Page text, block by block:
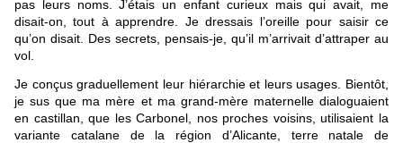
pas leurs noms. J’étais un enfant curieux mais qui avait, me
disait-on, tout à apprendre. Je dressais l’oreille pour saisir ce
qu’on disait. Des secrets, pensais-je, qu’il m’arrivait d’attraper au
vol.
Je conçus graduellement leur hiérarchie et leurs usages. Bientôt,
je sus que ma mère et ma grand-mère maternelle dialoguaient
en castillan, que les Carbonel, nos proches voisins, utilisaient la
variante catalane de la région d’Alicante, terre natale de